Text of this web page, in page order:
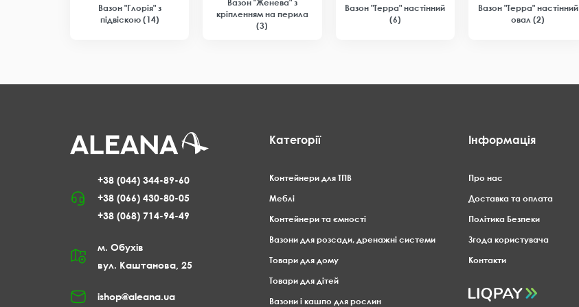
Вазон "Глорія" з
підвіскою (14)
Вазон "Женева" з
кріпленням на перила
(3)
Вазон "Терра" настінний
(6)
Вазон "Терра" настінний
овал (2)
+38 (044) 344-89-60
+38 (066) 430-80-05
+38 (068) 714-94-49
м. Обухів
вул. Каштанова, 25
ishop@aleana.ua
Категорії
Контейнери для ТПВ
Меблі
Контейнери та ємності
Вазони для розсади, дренажні системи
Товари для дому
Товари для дітей
Вазони і кашпо для рослин
Інформація
Про нас
Доставка та оплата
Політика Безпеки
Згода користувача
Контакти